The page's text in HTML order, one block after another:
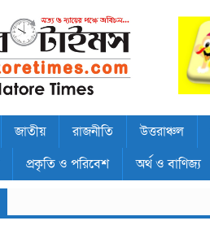
জাতীয় রাজনীতি উত্তরাঞ্চল
প্রকৃতি ও পরিবেশ অর্থ ও বাণিজ্য